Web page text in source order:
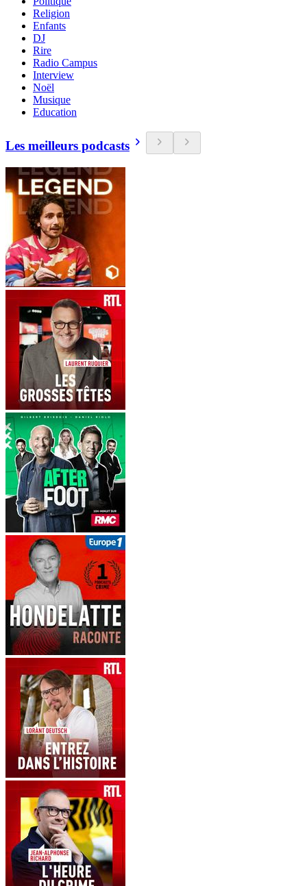
Religion
Enfants
DJ
Rire
Radio Campus
Interview
Noël
Musique
Education
Les meilleurs podcasts